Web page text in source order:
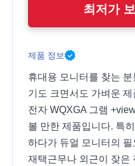
최저가
제품 정보
휴대용 모니터를 찾는
기도 크면서도 가벼운
전자 WQXGA 그램
볼 만한 제품입니다. 특
하다가 듀얼 모니터의
재택근무나 외근이 잦은